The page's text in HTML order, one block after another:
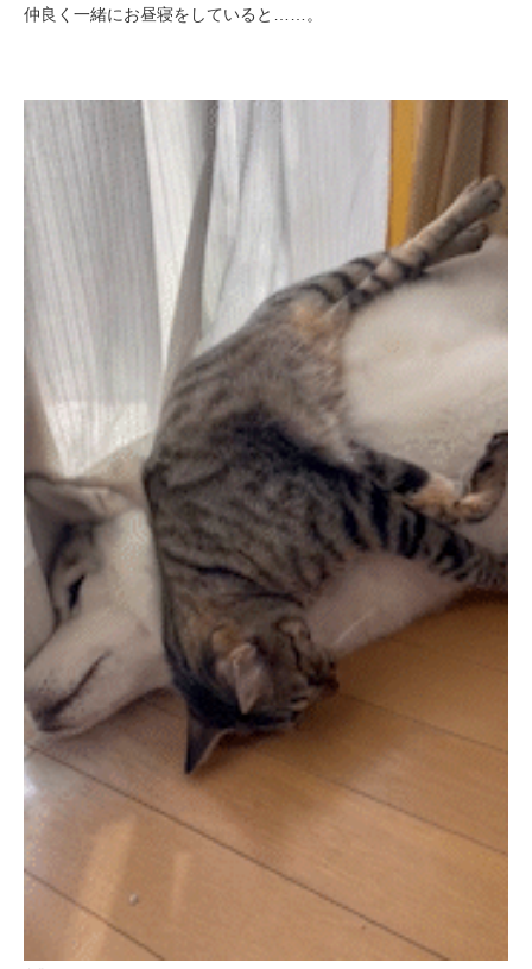
仲良く一緒にお昼寝をしていると……。